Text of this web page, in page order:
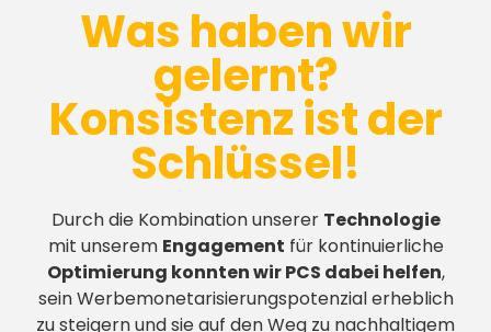
Was haben wir
gelernt?
Konsistenz ist der
Schlüssel!
Durch die Kombination unserer Technologie
mit unserem Engagement für kontinuierliche
Optimierung konnten wir PCS dabei helfen,
sein Werbemonetarisierungspotenzial erheblich
zu steigern und sie auf den Weg zu nachhaltigem